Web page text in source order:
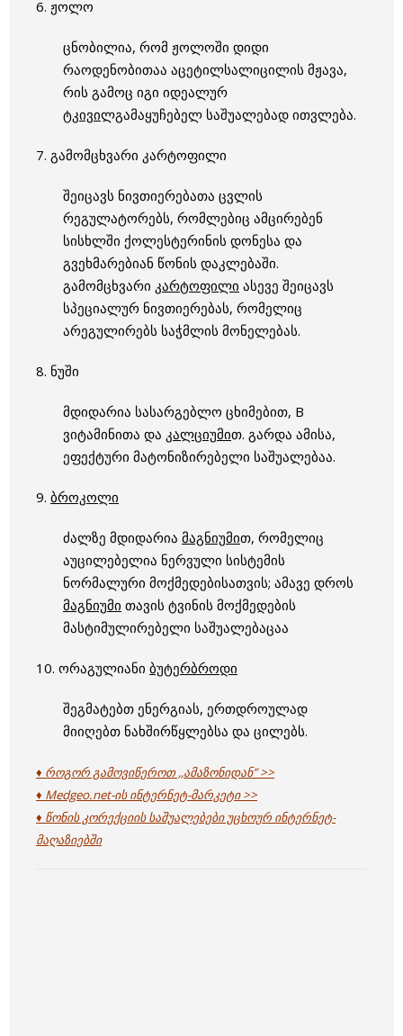
6. ჟოლო
ცნობილია, რომ ჟოლოში დიდი
რაოდენობითაა აცეტილსალიცილის მჟავა,
რის გამოც იგი იდეალურ
ტკივილგამაყუჩებელ საშუალებად ითვლება.
7. გამომცხვარი კარტოფილი
შეიცავს ნივთიერებათა ცვლის
რეგულატორებს, რომლებიც ამცირებენ
სისხლში ქოლესტერინის დონესა და
გვეხმარებიან წონის დაკლებაში.
გამომცხვარი კარტოფილი ასევე შეიცავს
სპეციალურ ნივთიერებას, რომელიც
არეგულირებს საჭმლის მონელებას.
8. ნუში
მდიდარია სასარგებლო ცხიმებით, B
ვიტამინითა და კალციუმით. გარდა ამისა,
ეფექტური მატონიზირებელი საშუალებაა.
9. ბროკოლი
ძალზე მდიდარია მაგნიუმით, რომელიც
აუცილებელია ნერვული სისტემის
ნორმალური მოქმედებისათვის; ამავე დროს
მაგნიუმი თავის ტვინის მოქმედების
მასტიმულირებელი საშუალებაცაა
10. ორაგულიანი ბუტერბროდი
შეგმატებთ ენერგიას, ერთდროულად
მიიღებთ ნახშირწყლებსა და ცილებს.
♦ როგორ გამოვიწეროთ ,,ამაზონიდან” >>
♦ Medgeo.net-ის ინტერნეტ-მარკეტი >>
♦ წონის კორექციის საშუალებები უცხოურ ინტერნეტ-
მაღაზიებში